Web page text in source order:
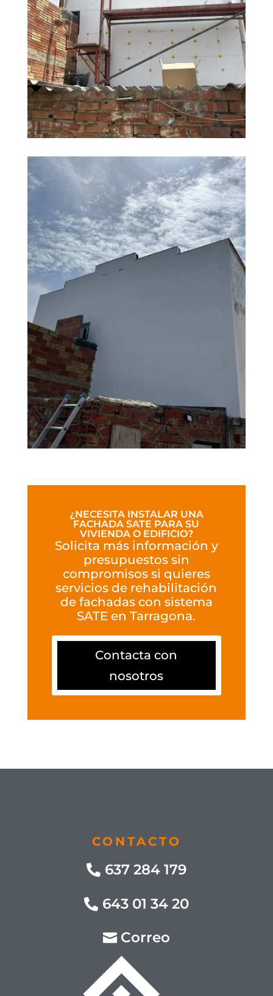
¿NECESITA INSTALAR UNA
FACHADA SATE PARA SU
VIVIENDA O EDIFICIO?
Solicita más información y
presupuestos sin
compromisos si quieres
servicios de rehabilitación
de fachadas con sistema
SATE en Tarragona.
Contacta con
nosotros
CONTACTO
637 284 179
643 01 34 20
Correo